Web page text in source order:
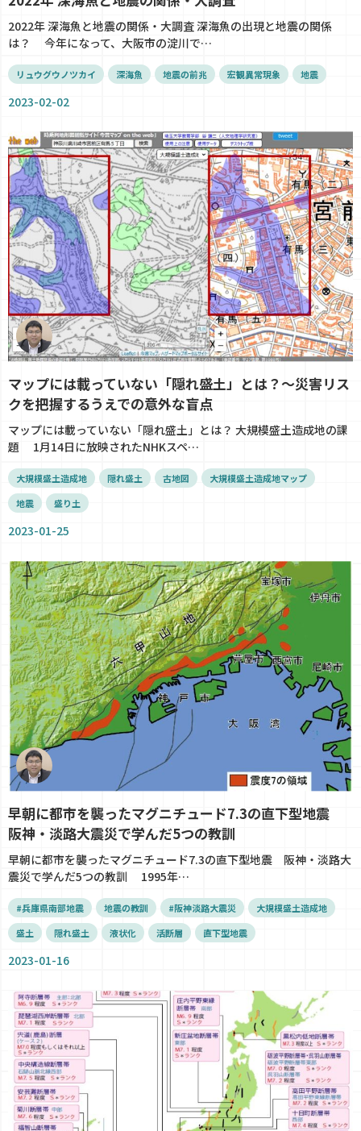
2022年 深海魚と地震の関係・大調査 深海魚の出現と地震の関係
は？ 今年になって、大阪市の淀川で…
リュウグウノツカイ 深海魚 地震の前兆 宏観異常現象 地震
2023-02-02
マップには載っていない「隠れ盛土」とは？～災害リス
クを把握するうえでの意外な盲点
マップには載っていない「隠れ盛土」とは？ 大規模盛土造成地の課
題 1月14日に放映されたNHKスペ…
大規模盛土造成地 隠れ盛土 古地図
大規模盛土造成地マップ
地震
盛り土
2023-01-25
早朝に都市を襲ったマグニチュード7.3の直下型地震
阪神・淡路大震災で学んだ5つの教訓
早朝に都市を襲ったマグニチュード7.3の直下型地震 阪神・淡路大
震災で学んだ5つの教訓 1995年…
#兵庫県南部地震 地震の教訓 #阪神淡路大震災
大規模盛土造成地
盛土
隠れ盛土 液状化 活断層 直下型地震
2023-01-16